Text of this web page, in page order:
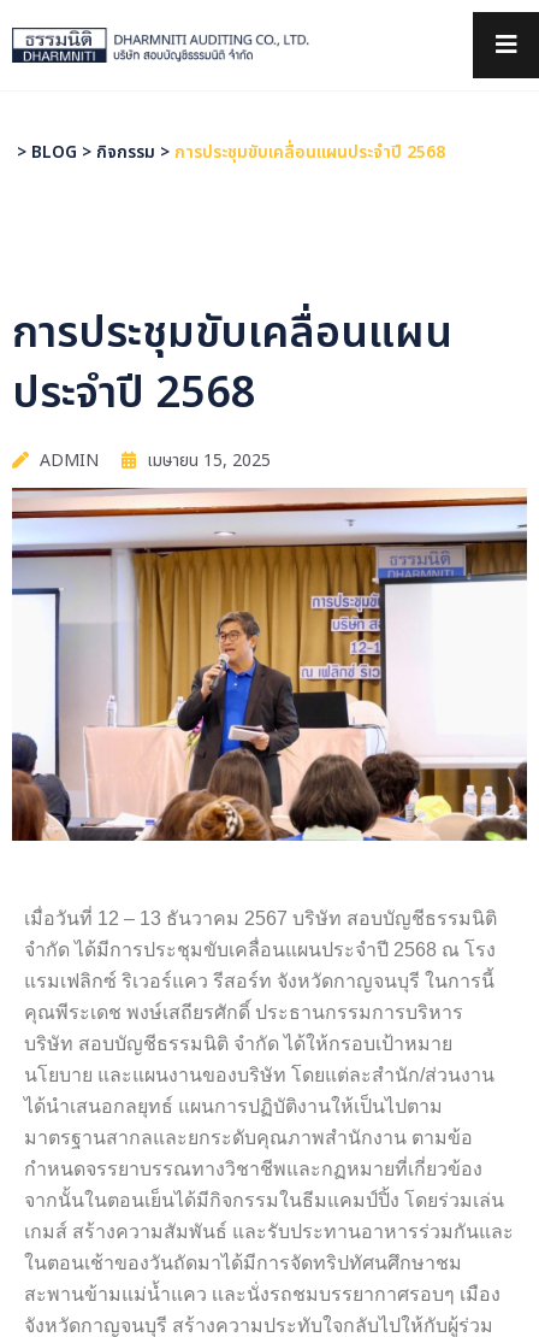
> BLOG > กิจกรรม > การประชุมขับเคลื่อนแผนประจำปี 2568
การประชุมขับเคลื่อนแผน
ประจำปี 2568
ADMIN เมษายน 15, 2025
เมื่อวันที่ 12 – 13 ธันวาคม 2567 บริษัท สอบบัญชีธรรมนิติ
จำกัด ได้มีการประชุมขับเคลื่อนแผนประจำปี 2568 ณ โรง
แรมเฟลิกซ์ ริเวอร์แคว รีสอร์ท จังหวัดกาญจนบุรี ในการนี้
คุณพีระเดช พงษ์เสถียรศักดิ์ ประธานกรรมการบริหาร
บริษัท สอบบัญชีธรรมนิติ จำกัด ได้ให้กรอบเป้าหมาย
นโยบาย และแผนงานของบริษัท โดยแต่ละสำนัก/ส่วนงาน
ได้นำเสนอกลยุทธ์ แผนการปฏิบัติงานให้เป็นไปตาม
มาตรฐานสากลและยกระดับคุณภาพสำนักงาน ตามข้อ
กำหนดจรรยาบรรณทางวิชาชีพและกฏหมายที่เกี่ยวข้อง
จากนั้นในตอนเย็นได้มีกิจกรรมในธีมแคมป์ปิ้ง โดยร่วมเล่น
เกมส์ สร้างความสัมพันธ์ และรับประทานอาหารร่วมกันและ
ในตอนเช้าของวันถัดมาได้มีการจัดทริปทัศนศึกษาชม
สะพานข้ามแม่น้ำแคว เเละนั่งรถชมบรรยากาศรอบๆ เมือง
จังหวัดกาญจนบุรี สร้างความประทับใจกลับไปให้กับผู้ร่วม
×